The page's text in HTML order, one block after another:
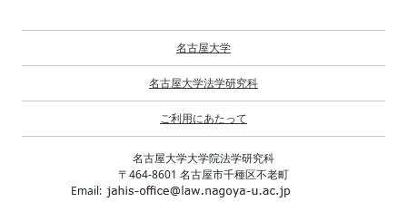
名古屋大学
名古屋大学法学研究科
ご利用にあたって
名古屋大学大学院法学研究科
〒464-8601 名古屋市千種区不老町
Email: